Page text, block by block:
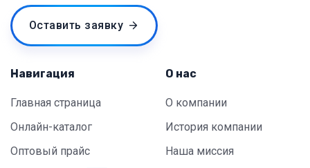
Оставить заявку
Навигация
Главная страница
Онлайн-каталог
Оптовый прайс
О нас
О компании
История компании
Наша миссия